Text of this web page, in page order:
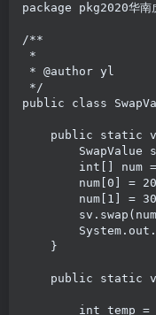
package pkg2020华南
/**
*
* @author yl
*/
public class
public static
SwapValue
int[] num
num[0] =
num[1] =
    }
public static
int temp =